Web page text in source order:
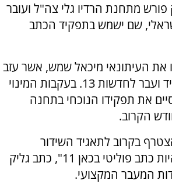
פורש מתחנת הרדיו גלי צה"ל ועובר
שם ישמש בתפקיד הכתב
את העיתונאי מיכאל שמש, אשר עזב
לאחרונה את התאגיד ועבר לחדשות 13. בעקבות המינוי
את תפקידו הנוכחי בתחנה
הקרוב.
בקרוב לתאגיד השידור
הישראלי ואעבור להיות כתב פוליטי בכאן 11", כתב גליק
המעבר המקצועי.